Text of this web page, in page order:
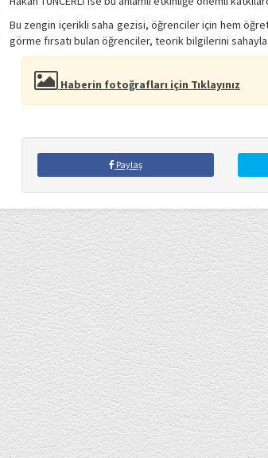
Bu zengin içerikli saha gezisi, öğrenciler için hem
görme fırsatı bulan öğrenciler, teorik bilgilerini sahayla
Haberin fotoğrafları için Tıklayınız
Paylaş